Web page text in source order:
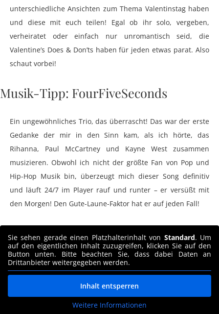
unterschiedliche Ansichten zum Thema Valentinstag haben
und diese mit euch teilen! Egal ob ihr solo, vergeben,
verheiratet oder einfach nur unromantisch seid, die
Valentine’s Does & Don’ts haben für jeden etwas parat. Also
schaut vorbei!
Musik-Tipp: FourFiveSeconds
Ein ungewöhnliches Trio, das überrascht! Das war der erste
Gedanke der mir in den Sinn kam, als ich hörte, das
Rihanna, Paul McCartney und Kayne West zusammen
musizieren. Obwohl ich nicht der größte Fan von Pop und
Hip-Hop Musik bin, überzeugt mich dieser Song definitiv
und läuft 24/7 im Player rauf und runter – er versüßt mit
den Morgen! Den Gute-Laune-Faktor hat er auf jeden Fall!
Sie sehen gerade einen Platzhalterinhalt von Standard. Um
auf den eigentlichen Inhalt zuzugreifen, klicken Sie auf den
Button unten. Bitte beachten Sie, dass dabei Daten an
Drittanbieter weitergegeben werden.
Inhalt entsperren
Weitere Informationen